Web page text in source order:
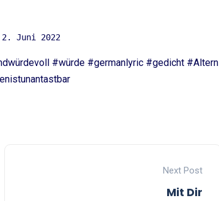
2. Juni 2022
#würde #germanlyric #gedicht #Altern
Next Post
Mit Dir